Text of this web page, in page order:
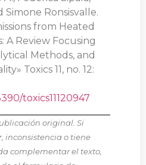
Simone Ronsisvalle.
from Heated
A Review Focusing
Methods, and
Toxics 11, no. 12:
toxics11120947
original. Si
inconsistencia o tiene
complementar el texto,